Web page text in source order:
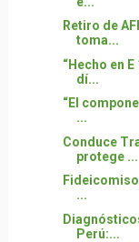
Retiro de
toma...
“Hecho en
dí...
“El
...
Conduce
protege ...
...
Perú:...